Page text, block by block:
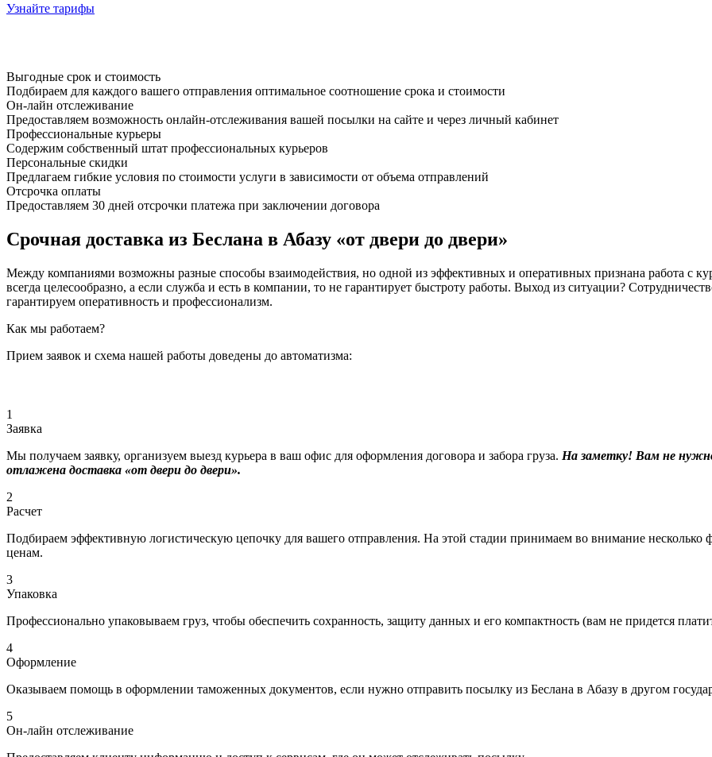
Узнайте тарифы
Выгодные срок и стоимость
Подбираем для каждого вашего отправления оптимальное соотношение срока и стоимости
Он-лайн отслеживание
Предоставляем возможность онлайн-отслеживания вашей посылки на сайте и через личный кабинет
Профессиональные курьеры
Содержим собственный штат профессиональных курьеров
Персональные скидки
Предлагаем гибкие условия по стоимости услуги в зависимости от объема отправлений
Отсрочка оплаты
Предоставляем 30 дней отсрочки платежа при заключении договора
Срочная доставка из Беслана в Абазу «от двери до двери»
Между компаниями возможны разные способы взаимодействия, но одной из эффективных и оперативных признана работа с
всегда целесообразно, а если служба и есть в компании, то не гарантирует быстроту работы. Выход из ситуации?
гарантируем оперативность и профессионализм.
Как мы работаем?
Прием заявок и схема нашей работы доведены до автоматизма:
1
Заявка
Мы получаем заявку, организуем выезд курьера в ваш офис для оформления договора и забора груза. На заметку! Вам не
отлажена доставка «от двери до двери».
2
Расчет
Подбираем эффективную логистическую цепочку для вашего отправления. На этой стадии принимаем во внимание несколько
ценам.
3
Упаковка
Профессионально упаковываем груз, чтобы обеспечить сохранность, защиту данных и его компактность (вам не придется
4
Оформление
Оказываем помощь в оформлении таможенных документов, если нужно отправить посылку из Беслана в Абазу в другом
5
Он-лайн отслеживание